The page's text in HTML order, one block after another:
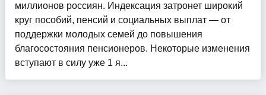
миллионов россиян. Индексация затронет широкий
круг пособий, пенсий и социальных выплат — от
поддержки молодых семей до повышения
благосостояния пенсионеров. Некоторые изменения
вступают в силу уже 1 я...